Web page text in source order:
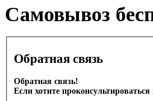
Cамовывоз
Обратная связь
Обратная связь!
Если хотите